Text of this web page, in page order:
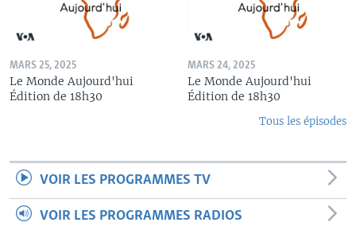
MARS 25, 2025
Le Monde Aujourd'hui
Édition de 18h30
MARS 24, 2025
Le Monde Aujourd'hui
Édition de 18h30
Tous les épisodes
VOIR LES PROGRAMMES TV
VOIR LES PROGRAMMES RADIOS